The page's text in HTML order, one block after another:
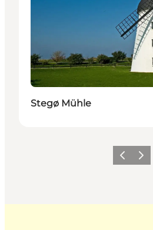
Stegø Mühle
ZurückWeiter